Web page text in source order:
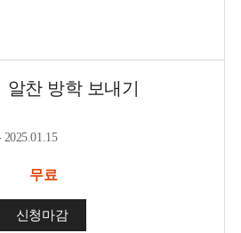
알찬 방학 보내기
2025.01.15
무료
신청마감